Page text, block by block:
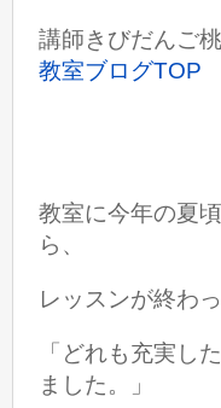
講師きびだんご
教室ブログTOP
教室に今年の夏
ら、
レッスンが終わ
「どれも充実し
ました。」